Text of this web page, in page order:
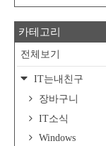
카테고리
전체보기
IT는내친구
장바구니
IT소식
Windows